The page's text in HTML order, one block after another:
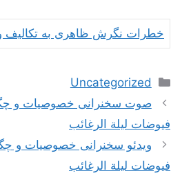
خطرات نگرش ظاهری به تکالیف
دسته‌ها
Uncategorized
ناوبری
نوشته‌ها
صوت سخنرانی خصوصیات و
فیوضات لیلة الرغائب
ویدئو سخنرانی خصوصیات و
فیوضات لیلة الرغائب